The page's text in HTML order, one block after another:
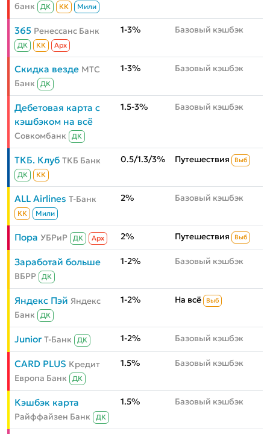
банк ДК КК Мили
365 Ренессанс Банк
ДК КК Aрх
1-3% Базовый кэшбэк
Скидка везде МТС
Банк
ДК
1-3% Базовый кэшбэк
Дебетовая карта с
кэшбэком на всё
Совкомбанк ДК
1.5-3% Базовый кэшбэк
ТКБ. Клуб ТКБ Банк
ДК КК
0.5/1.3/3% Путешествия Выб
ALL Airlines Т-Банк
КК Мили
2% Базовый кэшбэк
Пора УБРиР ДК Aрх 2% Путешествия Выб
Заработай больше
ВБРР ДК
1-2% Базовый кэшбэк
Яндекс Пэй Яндекс
Банк
ДК
1-2% На всё Выб
Junior Т-Банк ДК 1-2% Базовый кэшбэк
CARD PLUS Кредит
Европа Банк
ДК
1.5% Базовый кэшбэк
Кэшбэк карта
Райффайзен Банк ДК
1.5% Базовый кэшбэк